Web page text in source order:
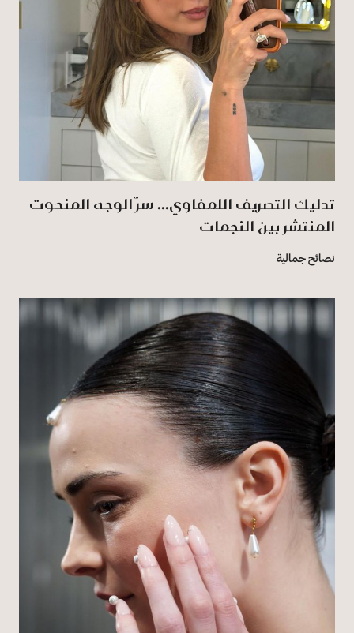
تدليك التصريف اللمفاوي... سرّ الوجه المنحوت
المنتشر بين النجمات
نصائح جمالية